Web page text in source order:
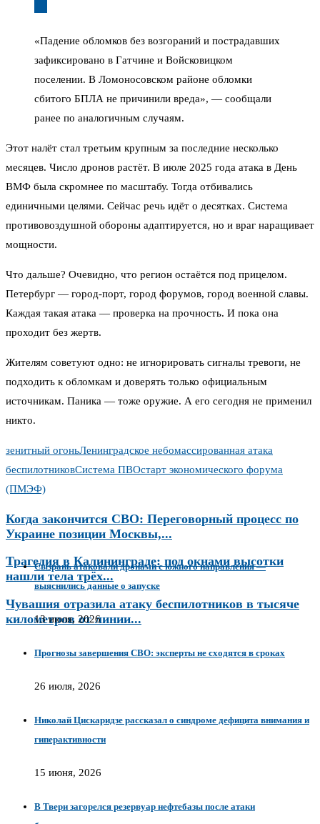
«Падение обломков без возгораний и пострадавших
зафиксировано в Гатчине и Войсковицком
поселении. В Ломоносовском районе обломки
сбитого БПЛА не причинили вреда», — сообщали
ранее по аналогичным случаям.
Этот налёт стал третьим крупным за последние несколько
месяцев. Число дронов растёт. В июле 2025 года атака в День
ВМФ была скромнее по масштабу. Тогда отбивались
единичными целями. Сейчас речь идёт о десятках. Система
противовоздушной обороны адаптируется, но и враг наращивает
мощности.
Что дальше? Очевидно, что регион остаётся под прицелом.
Петербург — город-порт, город форумов, город военной славы.
Каждая такая атака — проверка на прочность. И пока она
проходит без жертв.
Жителям советуют одно: не игнорировать сигналы тревоги, не
подходить к обломкам и доверять только официальным
источникам. Паника — тоже оружие. А его сегодня не применил
никто.
зенитный огоньЛенинградское небомассированная атака
беспилотниковСистема ПВОстарт экономического форума
(ПМЭФ)
Когда закончится СВО: Переговорный процесс по
Украине позиции Москвы,...
Трагедия в Калининграде: под окнами высотки
нашли тела трёх...
Чувашия отразила атаку беспилотников в тысяче
километров от линии...
Сызрань атаковали дронами с южного направления —
выяснились данные о запуске
13 июля, 2026
Прогнозы завершения СВО: эксперты не сходятся в сроках
26 июля, 2026
Николай Цискаридзе рассказал о синдроме дефицита внимания и
гиперактивности
15 июня, 2026
В Твери загорелся резервуар нефтебазы после атаки